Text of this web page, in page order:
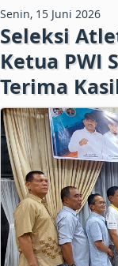
Senin, 15 Juni 2026
Seleksi
Ketua PWI
Terima